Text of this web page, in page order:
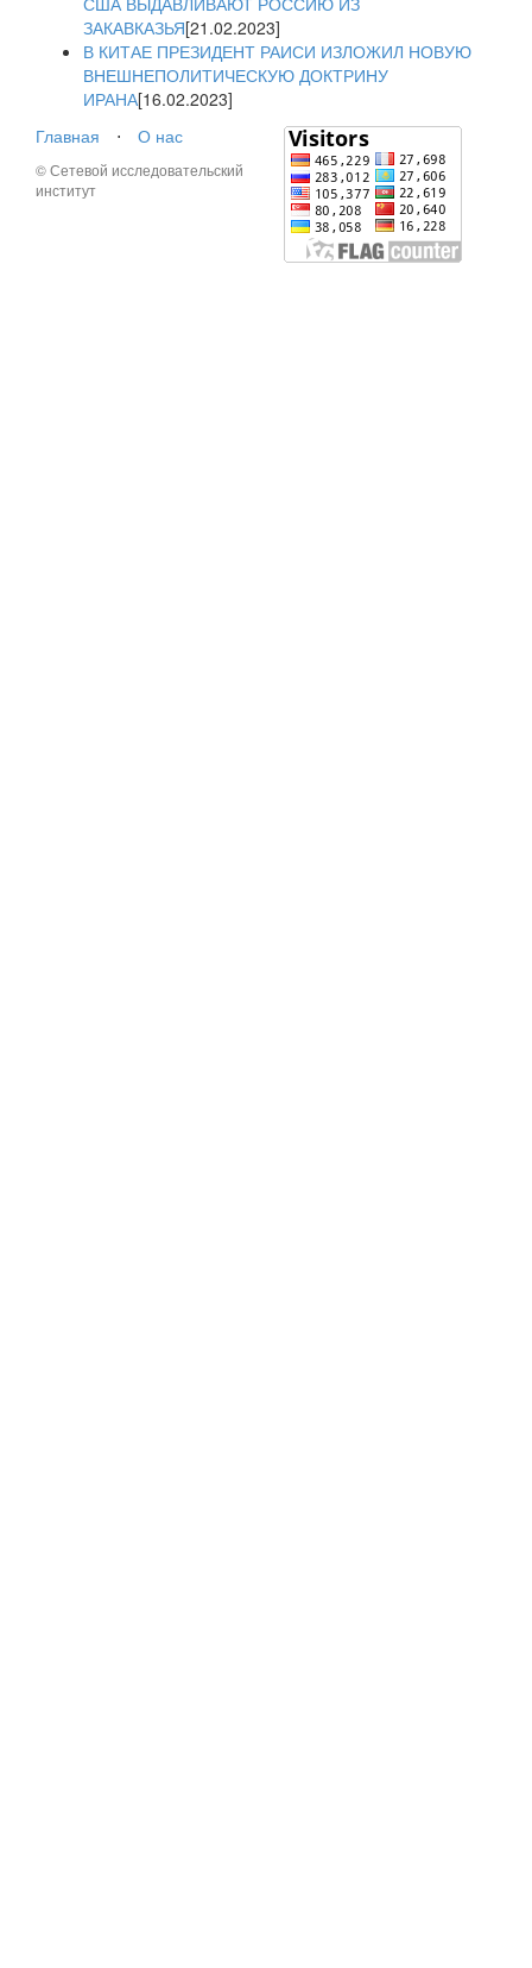
ЗАКАВКАЗЬЯ[21.02.2023]
В КИТАЕ ПРЕЗИДЕНТ РАИСИ ИЗЛОЖИЛ НОВУЮ
ВНЕШНЕПОЛИТИЧЕСКУЮ ДОКТРИНУ
ИРАНА[16.02.2023]
Главная
⋅ О нас
© Сетевой исследовательский
институт